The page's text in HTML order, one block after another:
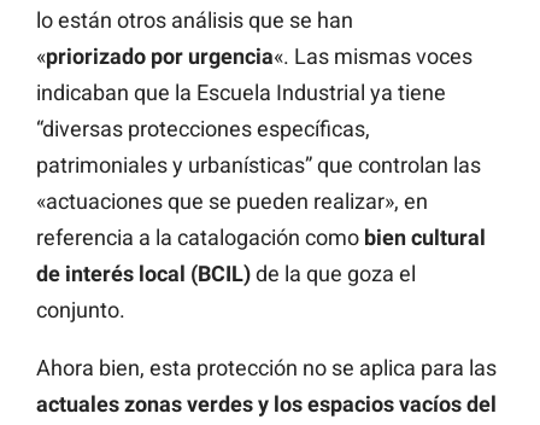
lo están otros análisis que se han
«priorizado por urgencia«. Las mismas voces
indicaban que la Escuela Industrial ya tiene
“diversas protecciones específicas,
patrimoniales y urbanísticas” que controlan las
«actuaciones que se pueden realizar», en
referencia a la catalogación como bien cultural
de interés local (BCIL)de la que goza el
conjunto.
Ahora bien, esta protección no se aplica para las
actuales zonas verdes y los espacios vacíos del